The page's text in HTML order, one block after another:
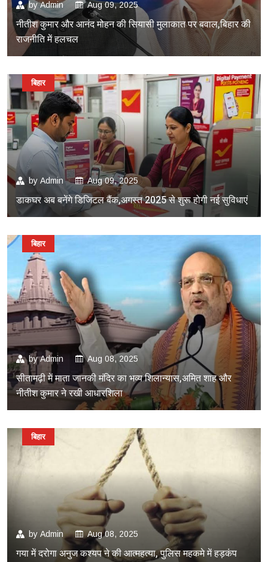
byAdmin Aug 09, 2025
नीतीश कुमार और आनंद मोहन की सियासी मुलाकात पर बवाल,बिहार की
राजनीति में हलचल
by Admin Aug 09, 2025
डाकघर अब बनेंगे डिजिटल बैंक,अगस्त 2025 से शुरू होगी नई सुविधाएं
बिहार
byAdmin Aug 08, 2025
सीतामढ़ी में माता जानकी मंदिर का भव्य शिलान्यास,अमित शाह और
नीतीश कुमार ने रखी आधारशिला
बिहार
by Admin Aug 08, 2025
गया में दरोगा अनुज कश्यप ने की आत्महत्या, पुलिस महकमे में हड़कंप
बिहार